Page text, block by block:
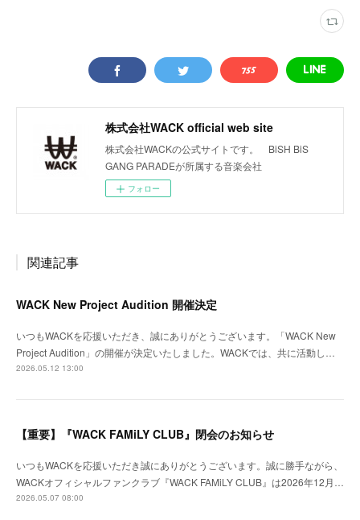
株式会社WACK official web site
株式会社WACKの公式サイトです。 BiSH BiS
GANG PARADEが所属する音楽会社
フォロー
関連記事
WACK New Project Audition 開催決定
いつもWACKを応援いただき、誠にありがとうございます。「WACK New
Project Audition」の開催が決定いたしました。WACKでは、共に活動し…
2026.05.12 13:00
【重要】『WACK FAMiLY CLUB』閉会のお知らせ
いつもWACKを応援いただき誠にありがとうございます。誠に勝手ながら、
WACKオフィシャルファンクラブ『WACK FAMiLY CLUB』は2026年12月…
2026.05.07 08:00